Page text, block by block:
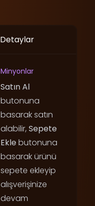
Detaylar
Minyonlar
Satın Al
butonuna
basarak satın
alabilir, Sepete
Eklebutonuna
basarak ürünü
sepete ekleyip
alışverişinize
devam